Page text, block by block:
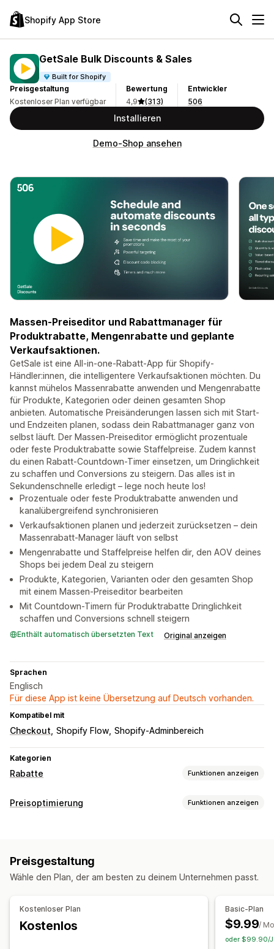
Shopify App Store
GetSale Bulk Discounts & Sales
Built for Shopify
Preisgestaltung
Kostenloser Plan verfügbar
Bewertung
4,9
(313)
Entwickler
506
Installieren
Demo-Shop ansehen
Massen-Preiseditor und Rabattmanager für
Produktrabatte, Mengenrabatte und geplante
Verkaufsaktionen.
GetSale ist eine All-in-one-Rabatt-App für Shopify-
Händler:innen, die intelligentere Verkaufsaktionen möchten. Du
kannst mühelos Massenrabatte anwenden und Mengenrabatte
für Produkte, Kategorien oder deinen gesamten Shop
anbieten. Automatische Preisänderungen lassen sich mit Start-
und Endzeiten planen, sodass dein Rabattmanager ganz von
selbst läuft. Der Massen-Preiseditor ermöglicht prozentuale
oder feste Produktrabatte sowie Staffelpreise. Zudem kannst
du einen Rabatt-Countdown-Timer einsetzen, um Dringlichkeit
zu schaffen und Conversions zu steigern. Das alles ist in
Sekundenschnelle erledigt – lege noch heute los!
Prozentuale oder feste Produktrabatte anwenden und
kanalübergreifend synchronisieren
Verkaufsaktionen planen und jederzeit zurücksetzen – dein
Massenrabatt-Manager läuft von selbst
Mengenrabatte und Staffelpreise helfen dir, den AOV deines
Shops bei jedem Deal zu steigern
Produkte, Kategorien, Varianten oder den gesamten Shop
mit einem Massen-Preiseditor bearbeiten
Mit Countdown-Timern für Produktrabatte Dringlichkeit
schaffen und Conversions schnell steigern
Enthält automatisch übersetzten Text Original anzeigen
Sprachen
Englisch
Für diese App ist keine Übersetzung auf Deutsch vorhanden.
Kompatibel mit
Checkout Shopify Flow Shopify-Adminbereich
Kategorien
Rabatte Funktionen anzeigen
Rabatt-Typen
Dynamische Preise
Editor-Tool
Massenbearbeitung
Trigger und Regeln
Tagging
Preisoptimierung Funktionen anzeigen
Flash-Verkäufe Planung
Preisgestaltung
Wähle den Plan, der am besten zu deinem Unternehmen passt.
Kostenloser Plan
Kostenlos
Basic-Plan
$9.99/
oder $99.90/